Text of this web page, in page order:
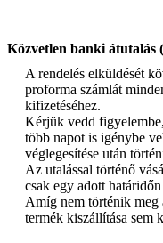
Közvetlen banki átutalás
A rendelés elküldését
proforma számlát
kifizetéséhez.
Kérjük vedd
több napot is igénybe
véglegesítése után
Az utalással történő
csak egy adott
Amíg nem történik meg
termék kiszállítása sem